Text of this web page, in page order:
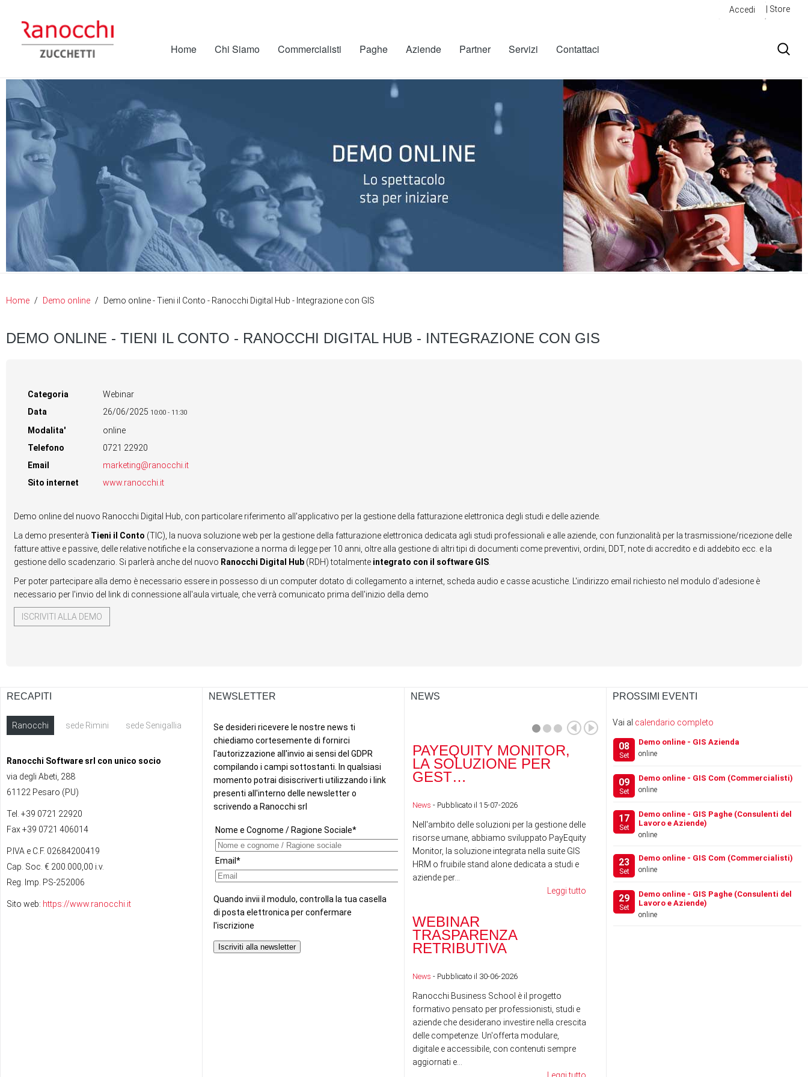
Accedi | Store
Home Chi Siamo Commercialisti Paghe Aziende Partner Servizi Contattaci
Home Demo online Demo online - Tieni il Conto - Ranocchi Digital Hub - Integrazione con GIS
DEMO ONLINE - TIENI IL CONTO - RANOCCHI DIGITAL HUB - INTEGRAZIONE CON GIS
Categoria
Webinar
Data
26/06/2025 10:00 - 11:30
Modalita'
online
Telefono
0721 22920
Email
marketing@ranocchi.it
Sito internet
www.ranocchi.it
Demo online del nuovo Ranocchi Digital Hub, con particolare riferimento all'applicativo per la gestione della fatturazione elettronica degli studi e delle aziende.
La demo presenterà Tieni il Conto (TIC), la nuova soluzione web per la gestione della fatturazione elettronica dedicata agli studi professionali e alle aziende, con funzionalità per la trasmissione/ricezione delle
fatture attive e passive, delle relative notifiche e la conservazione a norma di legge per 10 anni, oltre alla gestione di altri tipi di documenti come preventivi, ordini, DDT, note di accredito e di addebito ecc. e la
gestione dello scadenzario. Si parlerà anche del nuovo Ranocchi Digital Hub (RDH) totalmente integrato con il software GIS
Per poter partecipare alla demo è necessario essere in possesso di un computer dotato di collegamento a internet, scheda audio e casse acustiche. L'indirizzo email richiesto nel modulo d'adesione è
necessario per l'invio del link di connessione all'aula virtuale, che verrà comunicato prima dell'inizio della demo
ISCRIVITI ALLA DEMO
RECAPITI
Ranocchi sede Rimini sede Senigallia
Ranocchi Software srl con unico socio
via degli Abeti, 288
61122 Pesaro (PU)
Tel. +39 0721 22920
Fax +39 0721 406014
P.IVA e C.F. 02684200419
Cap. Soc. € 200.000,00 i.v.
Reg. Imp. PS-252006
Sito web: https://www.ranocchi.it
NEWSLETTER NEWS
PAYEQUITY MONITOR,
LA SOLUZIONE PER
GEST…
News - Pubblicato il 15-07-2026
Nell'ambito delle soluzioni per la gestione delle
risorse umane, abbiamo sviluppato PayEquity
Monitor, la soluzione integrata nella suite GIS
HRM o fruibile stand alone dedicata a studi e
aziende per...
Leggi tutto
WEBINAR
TRASPARENZA
RETRIBUTIVA
News - Pubblicato il 30-06-2026
Ranocchi Business School è il progetto
formativo pensato per professionisti, studi e
aziende che desiderano investire nella crescita
delle competenze. Un'offerta modulare,
digitale e accessibile, con contenuti sempre
aggiornati e...
RANOCCHI SOFTWARE
ACQUISISCE IL 100% DI
FESTIVAL DEL LAVORO
PROSSIMI EVENTI
Vai al calendario completo
08
Set
Demo online - GIS Azienda
online
09
Set
Demo online - GIS Com (Commercialisti)
online
17
Set
Demo online - GIS Paghe (Consulenti del
Lavoro e Aziende)
online
23
Set
Demo online - GIS Com (Commercialisti)
online
29
Set
Demo online - GIS Paghe (Consulenti del
Lavoro e Aziende)
online